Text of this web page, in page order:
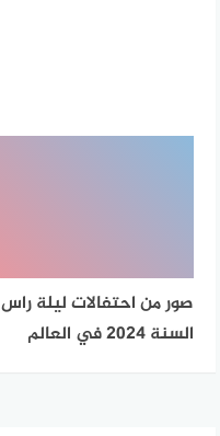
صور من احتفالات ليلة راس
السنة 2024 في العالم